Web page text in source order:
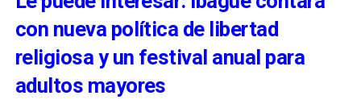
con nueva política de libertad
religiosa y un festival anual para
adultos mayores